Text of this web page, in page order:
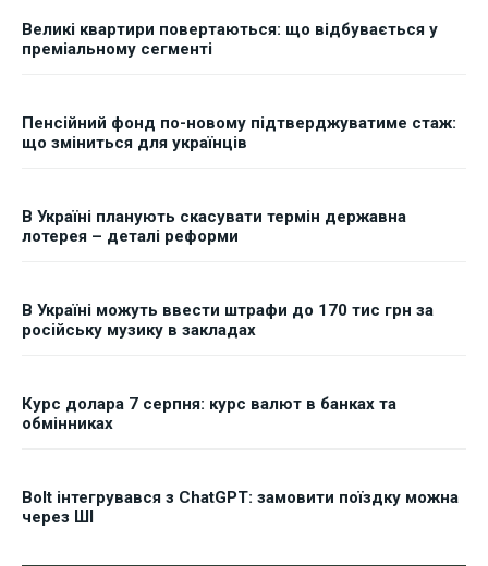
Великі квартири повертаються: що відбувається у
преміальному сегменті
Пенсійний фонд по-новому підтверджуватиме стаж:
що зміниться для українців
В Україні планують скасувати термін державна
лотерея – деталі реформи
В Україні можуть ввести штрафи до 170 тис грн за
російську музику в закладах
Курс долара 7 серпня: курс валют в банках та
обмінниках
Bolt інтегрувався з ChatGPT: замовити поїздку можна
через ШІ